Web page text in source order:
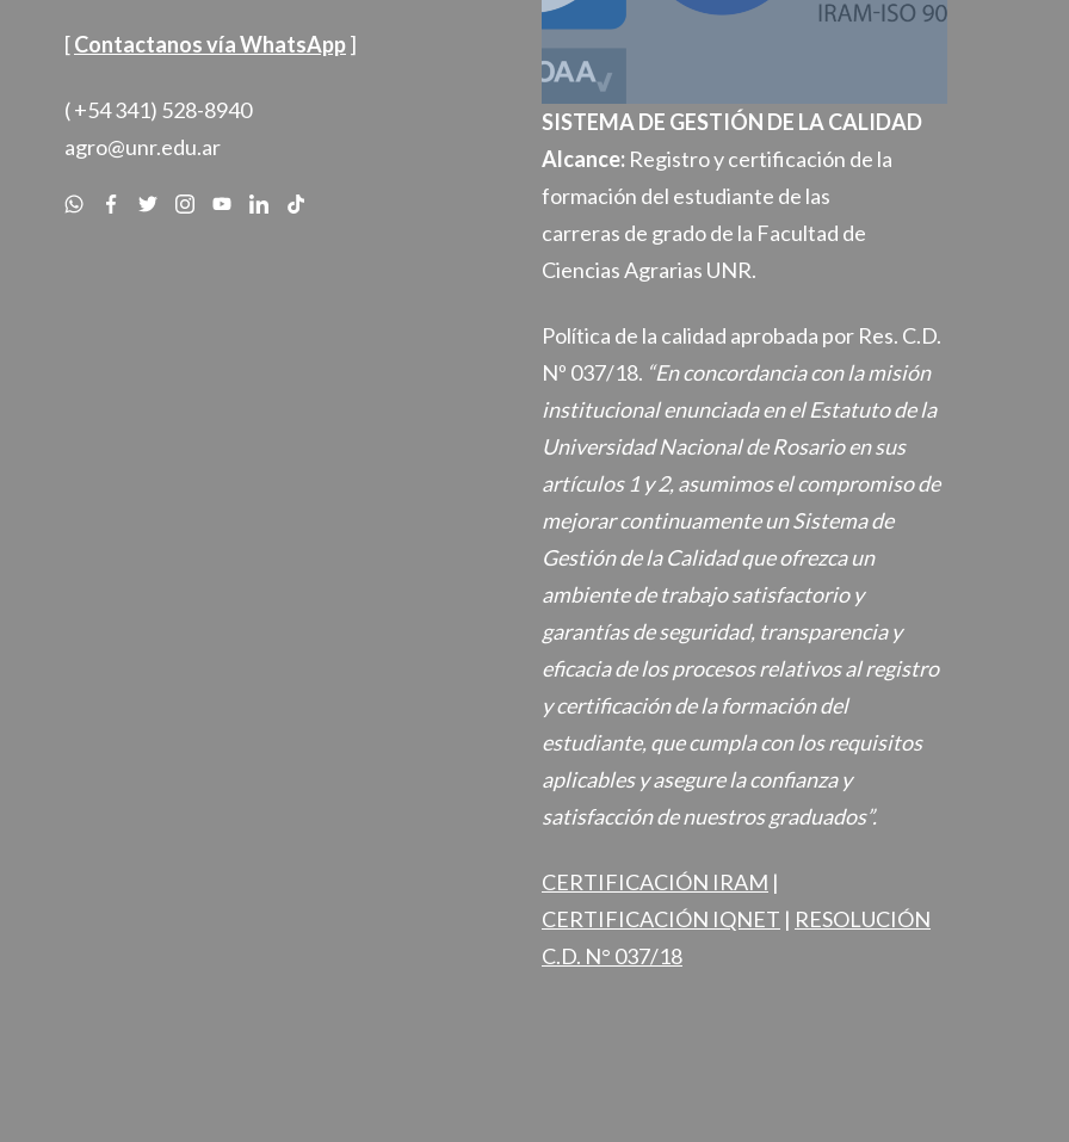
Buscar
[Contactanos vía WhatsApp]
( +54 341) 528-8940
agro@unr.edu.ar
SISTEMA DE GESTIÓN DE LA CALIDAD
Alcance: Registro y certificación de la
formación del estudiante de las
carreras de grado de la Facultad de
Ciencias Agrarias UNR.
Política de la calidad aprobada por Res. C.D.
Nº 037/18. “En concordancia con la misión
institucional enunciada en el Estatuto de la
Universidad Nacional de Rosario en sus
artículos 1 y 2, asumimos el compromiso de
mejorar continuamente un Sistema de
Gestión de la Calidad que ofrezca un
ambiente de trabajo satisfactorio y
garantías de seguridad, transparencia y
eficacia de los procesos relativos al registro
y certificación de la formación del
estudiante, que cumpla con los requisitos
aplicables y asegure la confianza y
satisfacción de nuestros graduados”.
CERTIFICACIÓN IRAM |
CERTIFICACIÓN IQNET | RESOLUCIÓN
C.D. N° 037/18